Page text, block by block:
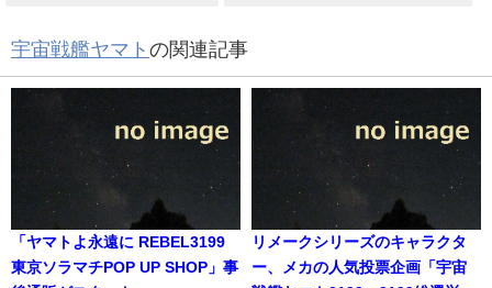
宇宙戦艦ヤマト の関連記事
「ヤマトよ永遠に REBEL3199
東京ソラマチPOP UP SHOP」事
リメークシリーズのキャラクタ
ー、メカの人気投票企画「宇宙